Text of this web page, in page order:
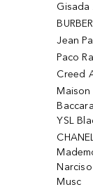
Jean
Paco
Creed
Maison
YSL
Musc